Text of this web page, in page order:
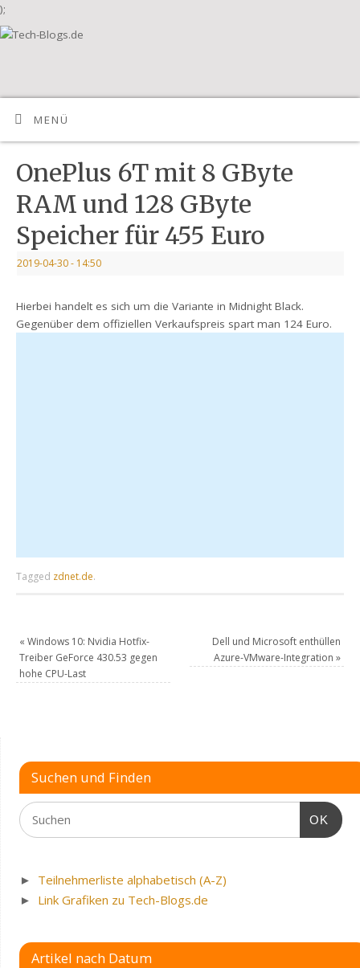
);
MENÜ
OnePlus 6T mit 8 GByte
RAM und 128 GByte
Speicher für 455 Euro
2019-04-30- 14:50
Hierbei handelt es sich um die Variante in Midnight Black.
Gegenüber dem offiziellen Verkaufspreis spart man 124 Euro.
Tagged zdnet.de.
« Windows 10: Nvidia Hotfix-
Treiber GeForce 430.53 gegen
hohe CPU-Last
Dell und Microsoft enthüllen
Azure-VMware-Integration »
Suchen und Finden
OK
► Teilnehmerliste alphabetisch (A-Z)
► Link Grafiken zu Tech-Blogs.de
Artikel nach Datum